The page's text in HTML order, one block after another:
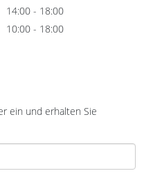
14:00 - 18:00
10:00 - 18:00
ein und erhalten Sie